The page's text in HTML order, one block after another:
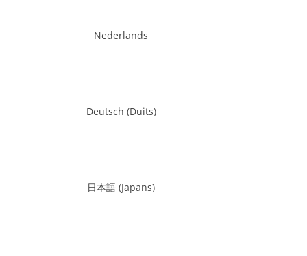
Nederlands
Deutsch (Duits)
日本語 (Japans)